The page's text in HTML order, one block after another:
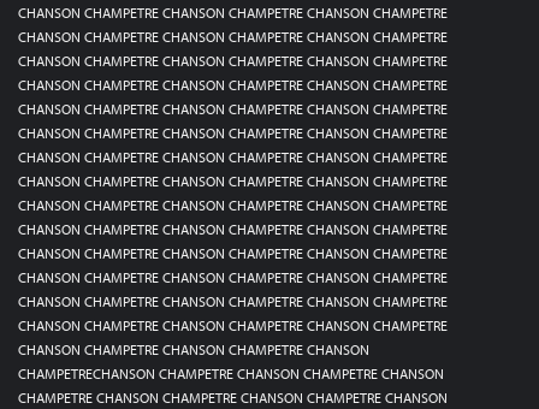
CHANSON CHAMPETRE CHANSON CHAMPETRE CHANSON CHAMPETRE
CHANSON CHAMPETRE CHANSON CHAMPETRE CHANSON CHAMPETRE
CHANSON CHAMPETRE CHANSON CHAMPETRE CHANSON CHAMPETRE
CHANSON CHAMPETRE CHANSON CHAMPETRE CHANSON CHAMPETRE
CHANSON CHAMPETRE CHANSON CHAMPETRE CHANSON CHAMPETRE
CHANSON CHAMPETRE CHANSON CHAMPETRE CHANSON CHAMPETRE
CHANSON CHAMPETRE CHANSON CHAMPETRE CHANSON CHAMPETRE
CHANSON CHAMPETRE CHANSON CHAMPETRE CHANSON CHAMPETRE
CHANSON CHAMPETRE CHANSON CHAMPETRE CHANSON CHAMPETRE
CHANSON CHAMPETRE CHANSON CHAMPETRE CHANSON CHAMPETRE
CHANSON CHAMPETRE CHANSON CHAMPETRE CHANSON CHAMPETRE
CHANSON CHAMPETRE CHANSON CHAMPETRE CHANSON CHAMPETRE
CHANSON CHAMPETRE CHANSON CHAMPETRE CHANSON CHAMPETRE
CHANSON CHAMPETRE CHANSON CHAMPETRE CHANSON CHAMPETRE
CHANSON CHAMPETRE CHANSON CHAMPETRE CHANSON
CHAMPETRECHANSON CHAMPETRE CHANSON CHAMPETRE CHANSON
CHAMPETRE CHANSON CHAMPETRE CHANSON CHAMPETRE CHANSON